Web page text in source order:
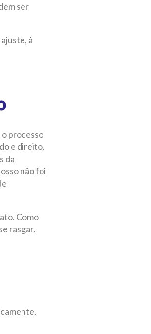
ser
à
o processo
e direito,
da
não foi
Como
rasgar.